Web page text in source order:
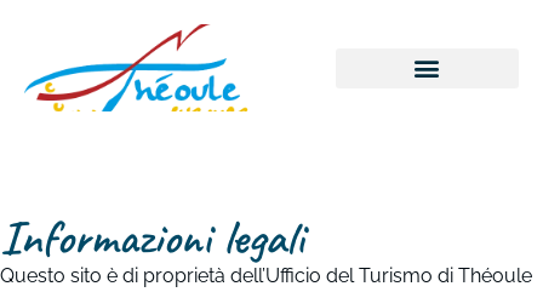
Informazioni legali
Questo sito è di proprietà dell’Ufficio del Turismo di Théoule